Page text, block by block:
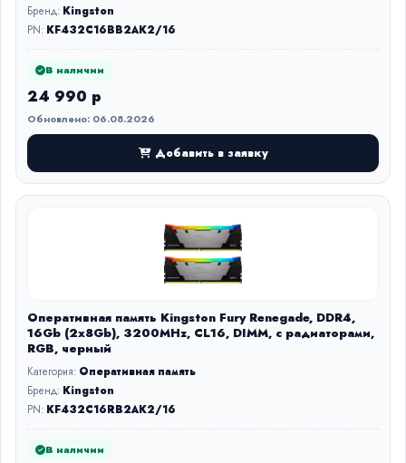
Бренд: Kingston
PN: KF432C16BB2AK2/16
В наличии
24 990 р
Обновлено: 06.08.2026
Добавить в заявку
Оперативная память Kingston Fury Renegade, DDR4,
16Gb (2x8Gb), 3200MHz, CL16, DIMM, с радиаторами,
RGB, черный
Категория: Оперативная память
Бренд: Kingston
PN: KF432C16RB2AK2/16
В наличии